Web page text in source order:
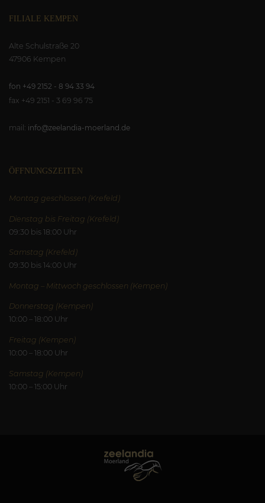
FILIALE KEMPEN
Alte Schulstraße 20
47906 Kempen
fon +49 2152 - 8 94 33 94
fax +49 2151 - 3 69 96 75
mail: info@zeelandia-moerland.de
ÖFFNUNGSZEITEN
Montag geschlossen (Krefeld)
Dienstag bis Freitag (Krefeld)
09:30 bis 18:00 Uhr
Samstag (Krefeld)
09:30 bis 14:00 Uhr
Montag – Mittwoch geschlossen (Kempen)
Donnerstag (Kempen)
10:00 – 18:00 Uhr
Freitag (Kempen)
10:00 – 18:00 Uhr
Samstag (Kempen)
10:00 – 15:00 Uhr